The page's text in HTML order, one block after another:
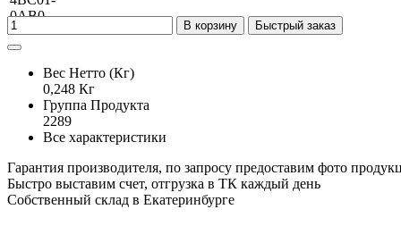
В корзину Быстрый заказ
Вес Нетто (Кг)
0,248 Кг
Группа Продукта
2289
Все характеристики
Гарантия производителя, по запросу предоставим фото
Быстро выставим счет, отгрузка в ТК каждый день
Собственный склад в Екатеринбурге